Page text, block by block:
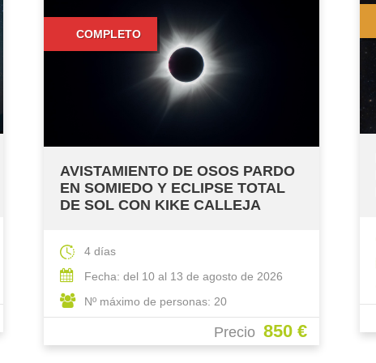
4 PLAZAS
DE METEOROS PROGRAMA
ESPECIAL RIAÑO 2026 VI
Precio 850 €